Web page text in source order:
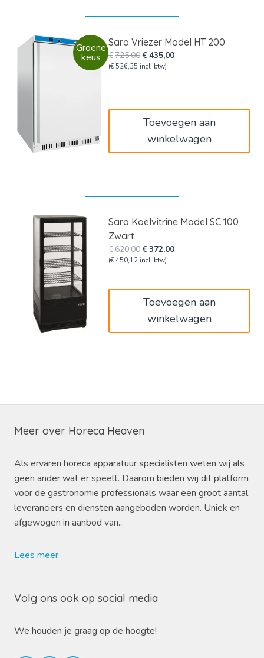
Groene
keus
Saro Vriezer Model HT 200
€725,00Oorspronkelijke
prijs
€435,00Huidige
(€ 526,35 incl. btw)
Toevoegen aan
winkelwagen
Saro Koelvitrine Model SC 100
Zwart
€620,00Oorspronkelijke
prijs
€620,00.
€372,00Huidige
€372,00.
(€ 450,12 incl. btw)
Toevoegen aan
winkelwagen
Meer over Horeca Heaven
Als ervaren horeca apparatuur specialisten weten wij als
geen ander wat er speelt. Daarom bieden wij dit platform
voor de gastronomie professionals waar een groot aantal
leveranciers en diensten aangeboden worden. Uniek en
afgewogen in aanbod van...
Lees meer
Volg ons ook op social media
We houden je graag op de hoogte!